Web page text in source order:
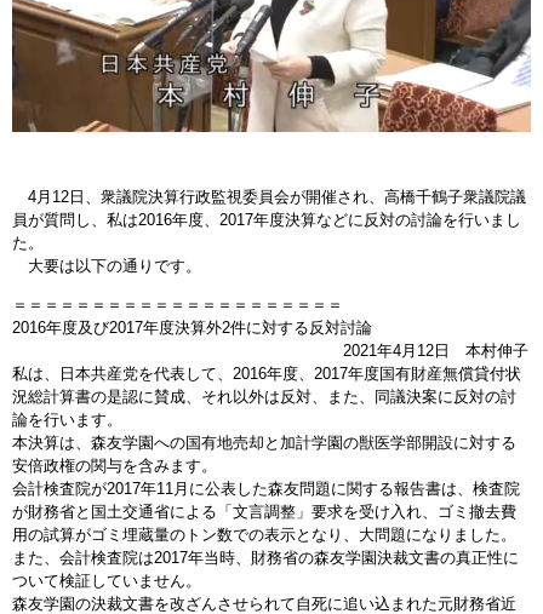
4月12日、衆議院決算行政監視委員会が開催され、高橋千鶴子衆議院議
員が質問し、私は2016年度、2017年度決算などに反対の討論を行いまし
た。
大要は以下の通りです。
＝＝＝＝＝＝＝＝＝＝＝＝＝＝＝＝＝＝＝＝＝
2016年度及び2017年度決算外2件に対する反対討論
2021年4月12日 本村伸子
私は、日本共産党を代表して、2016年度、2017年度国有財産無償貸付状
況総計算書の是認に賛成、それ以外は反対、また、同議決案に反対の討
論を行います。
本決算は、森友学園への国有地売却と加計学園の獣医学部開設に対する
安倍政権の関与を含みます。
会計検査院が2017年11月に公表した森友問題に関する報告書は、検査院
が財務省と国土交通省による「文言調整」要求を受け入れ、ゴミ撤去費
用の試算がゴミ埋蔵量のトン数での表示となり、大問題になりました。
また、会計検査院は2017年当時、財務省の森友学園決裁文書の真正性に
ついて検証していません。
森友学園の決裁文書を改ざんさせられて自死に追い込まれた元財務省近